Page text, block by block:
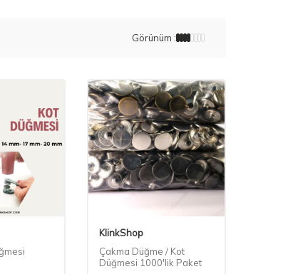
Görünüm :
KlinkShop
Çakma Düğme / Kot
Düğmesi 1000'lik Paket